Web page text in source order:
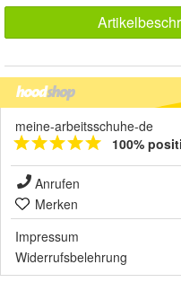
meine-arbeitsschuhe-de
100%
Anrufen
Merken
Impressum
Widerrufsbelehrung